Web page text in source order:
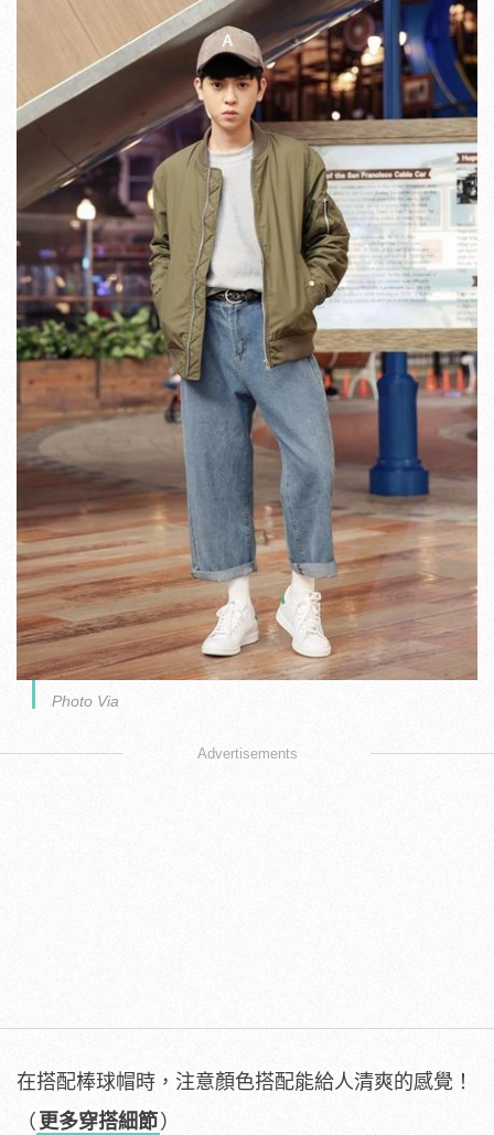
Photo Via
Advertisements
在搭配棒球帽時，注意顏色搭配能給人清爽的感覺！
（ 更多穿搭細節 ）